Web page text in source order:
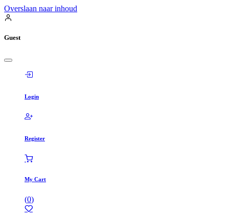
Overslaan naar inhoud
Guest
Login
Register
My Cart
(0)